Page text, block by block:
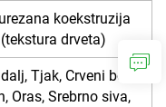
koekstruzija
(tekstura drveta)
Tjak, Crveni bor,
Oras, Srebrno siva,